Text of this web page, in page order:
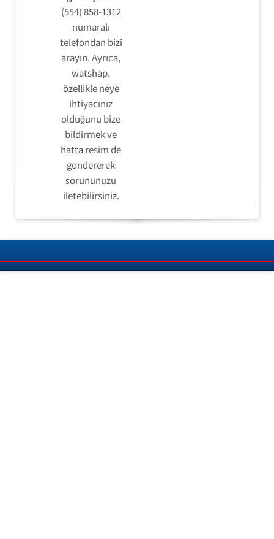
(554) 858-1312
numaralı
telefondan bizi
arayın. Ayrıca,
watshap,
özellikle neye
ihtiyacınız
olduğunu bize
bildirmek ve
hatta resim de
gondererek
sorununuzu
iletebilirsiniz.